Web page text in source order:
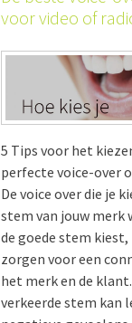
voor video of
5 Tips voor het
perfecte voice-over
De voice over die je
stem van jouw merk
de goede stem
zorgen voor een
het merk en de
verkeerde stem kan